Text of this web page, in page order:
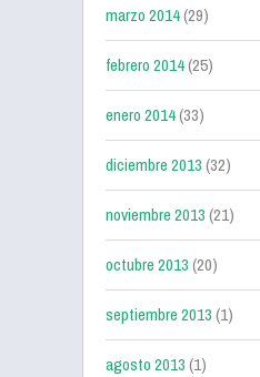
marzo 2014(29)
febrero 2014(25)
enero 2014(33)
diciembre 2013(32)
noviembre 2013(21)
octubre 2013(20)
septiembre 2013(1)
agosto 2013(1)